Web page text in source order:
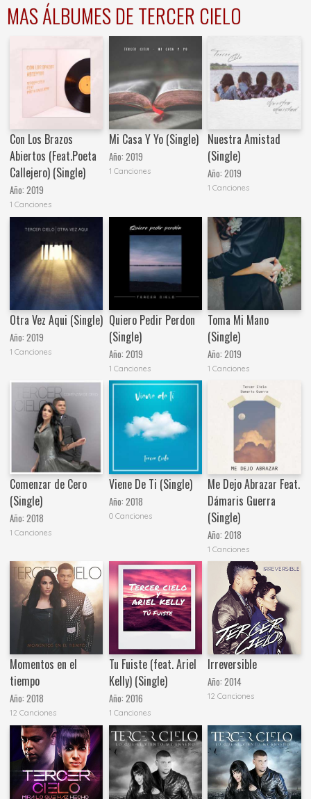
MAS ÁLBUMES DE TERCER CIELO
Con Los Brazos
Abiertos (Feat.Poeta
Callejero) (Single)
Año:2019
1 Canciones
Mi Casa Y Yo (Single)
Año: 2019
1 Canciones
Nuestra Amistad
(Single)
Año:2019
1 Canciones
Otra Vez Aqui (Single)
Año:2019
1 Canciones
Quiero Pedir Perdon
(Single)
Año: 2019
1 Canciones
Toma Mi Mano
(Single)
Año:2019
1 Canciones
Comenzar de Cero
(Single)
Año:2018
1 Canciones
Viene De Ti (Single)
Año: 2018
0 Canciones
Me Dejo Abrazar Feat.
Dámaris Guerra
(Single)
Año:2018
1 Canciones
Momentos en el
tiempo
Año:2018
12 Canciones
Tu Fuiste (feat. Ariel
Kelly) (Single)
Año: 2016
1 Canciones
Irreversible
Año:2014
12 Canciones